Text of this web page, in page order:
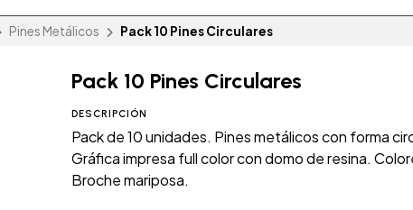
Pines Metálicos Pack 10 Pines Circulares
Pack 10 Pines Circulares
DESCRIPCIÓN
Pack de 10 unidades. Pines metálicos con forma
Gráfica impresa full color con domo de resina.
Broche mariposa.